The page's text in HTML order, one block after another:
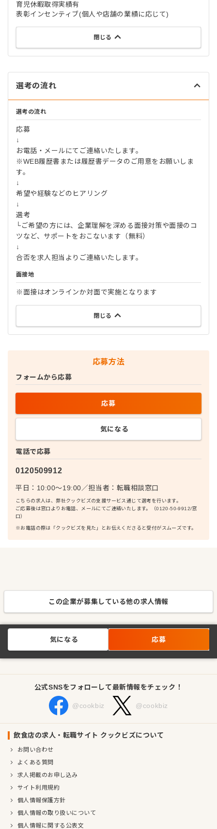
育児休暇取得実績有
表彰インセンティブ(個人や店舗の業績に応じて)
閉じる
選考の流れ
選考の流れ
応募
↓
お電話・メールにてご連絡いたします。
※WEB履歴書または履歴書データのご用意をお願いしま
す。
↓
希望や経験などのヒアリング
↓
選考
└ご希望の方には、企業理解を深める面接対策や面接のコ
ツなど、サポートをおこないます（無料）
↓
合否を求人担当よりご連絡いたします。
面接地
※面接はオンラインか対面で実施となります
閉じる
応募方法
電話で応募
0120509912
平日：10:00〜19:00／担当者： 転職相談窓口
こちらの求人は、弊社クックビズの支援サービス通じて選考を行います。
ご応募後は窓口よりお電話、メールにてご連絡いたします。（0120-50-9912/窓
口）
※お電話の際は「クックビズを見た」とお伝えくださると受付がスムーズです。
フォームから応募
応募
気になる
この企業が募集している他の求人情報
気になる 応募
公式SNSをフォローして最新情報をチェック！
@cookbiz @cookbiz
飲食店の求人・転職サイト クックビズについて
お問い合わせ
よくある質問
求人掲載のお申し込み
サイト利用規約
個人情報保護方針
個人情報の取り扱いについて
個人情報に関する公表文